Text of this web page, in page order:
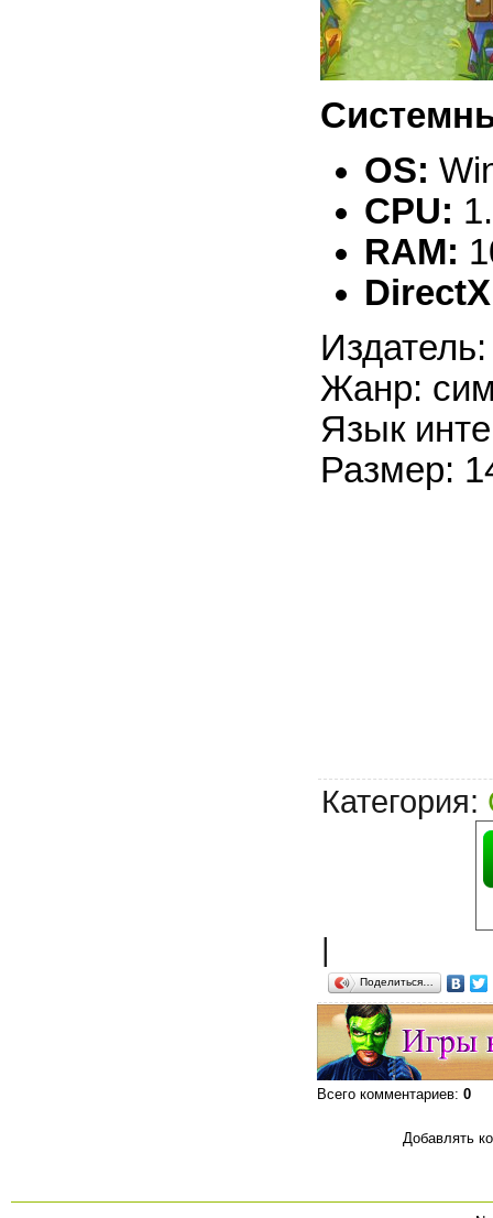
OS:
CPU:
RAM:
Жанр:
Язык
Размер:
Категория:
|
Поделиться…
Всего комментариев: 0
Добавлять